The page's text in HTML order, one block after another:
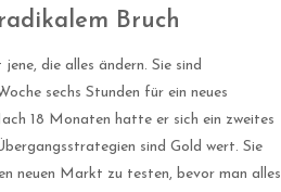
Bruch
die alles ändern. Sie sind
sechs Stunden für ein neues
18 Monaten hatte er sich ein zweites
sind Gold wert. Sie
neuen Markt zu testen, bevor man alles